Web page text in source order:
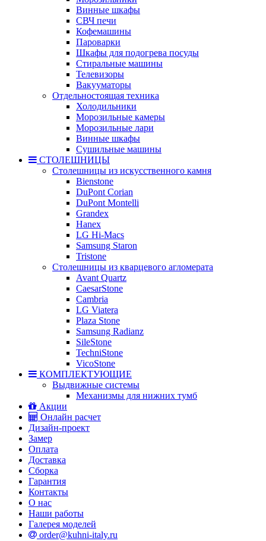
Винные шкафы
СВЧ печи
Кофемашины
Пароварки
Шкафы для подогрева посуды
Стиральные машины
Телевизоры
Вакууматоры
Отдельностоящая техника
Холодильники
Морозильные камеры
Морозильные лари
Винные шкафы
Сушильные машины
СТОЛЕШНИЦЫ
Столешницы из искусственного камня
Bienstone
DuPont Corian
DuPont Montelli
Grandex
Hanex
LG Hi-Macs
Samsung Staron
Tristone
Столешницы из кварцевого агломерата
Avant Quartz
CaesarStone
Cambria
LG Viatera
Plaza Stone
Samsung Radianz
SileStone
TechniStone
VicoStone
КОМПЛЕКТУЮЩИЕ
Выдвижные системы
Механизмы для нижних тумб
Акции
Онлайн расчет
Дизайн-проект
Замер
Оплата
Доставка
Сборка
Гарантия
Контакты
О нас
Наши работы
Галерея моделей
order@kuhni-italy.ru